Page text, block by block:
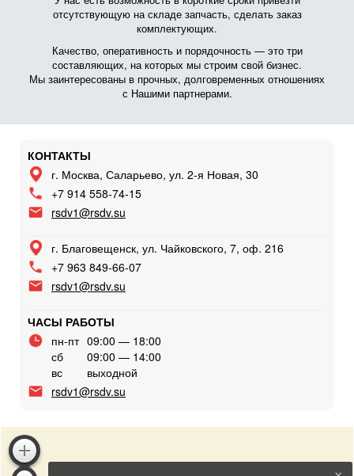
отсутствующую на складе запчасть, сделать заказ
комплектующих.
Качество, оперативность и порядочность — это три
составляющих, на которых мы строим свой бизнес.
Мы заинтересованы в прочных, долговременных отношениях
с Нашими партнерами.
КОНТАКТЫ
г. Москва, Саларьево, ул. 2-я Новая, 30
+7 914 558-74-15
rsdv1@rsdv.su
г. Благовещенск, ул. Чайковского, 7, оф. 216
+7 963 849-66-07
rsdv1@rsdv.su
ЧАСЫ РАБОТЫ
пн-пт 09:00 — 18:00
сб
09:00 — 14:00
вс
выходной
rsdv1@rsdv.su